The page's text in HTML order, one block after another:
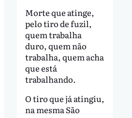
Morte que atinge,
pelo tiro de fuzil,
quem trabalha
duro, quem não
trabalha, quem acha
que está
trabalhando.
O tiro que já atingiu,
na mesma São